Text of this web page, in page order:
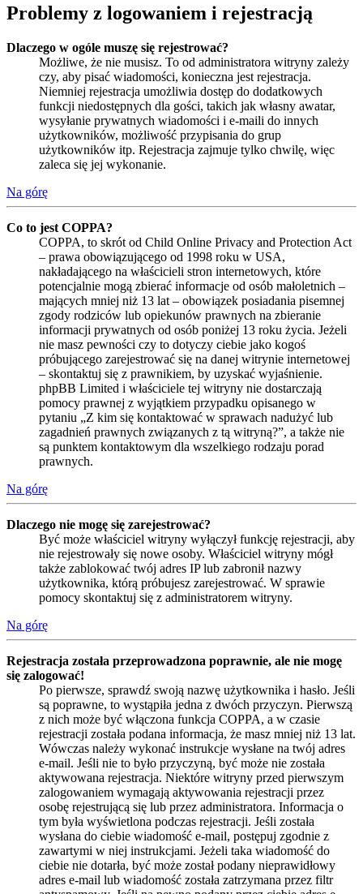
Problemy z logowaniem i rejestracją
Dlaczego w ogóle muszę się rejestrować?
Możliwe, że nie musisz. To od administratora witryny zależy
czy, aby pisać wiadomości, konieczna jest rejestracja.
Niemniej rejestracja umożliwia dostęp do dodatkowych
funkcji niedostępnych dla gości, takich jak własny awatar,
wysyłanie prywatnych wiadomości i e-maili do innych
użytkowników, możliwość przypisania do grup
użytkowników itp. Rejestracja zajmuje tylko chwilę, więc
zaleca się jej wykonanie.
Na górę
Co to jest COPPA?
COPPA, to skrót od Child Online Privacy and Protection Act
– prawa obowiązującego od 1998 roku w USA,
nakładającego na właścicieli stron internetowych, które
potencjalnie mogą zbierać informacje od osób małoletnich –
mających mniej niż 13 lat – obowiązek posiadania pisemnej
zgody rodziców lub opiekunów prawnych na zbieranie
informacji prywatnych od osób poniżej 13 roku życia. Jeżeli
nie masz pewności czy to dotyczy ciebie jako kogoś
próbującego zarejestrować się na danej witrynie internetowej
– skontaktuj się z prawnikiem, by uzyskać wyjaśnienie.
phpBB Limited i właściciele tej witryny nie dostarczają
pomocy prawnej z wyjątkiem przypadku opisanego w
pytaniu „Z kim się kontaktować w sprawach nadużyć lub
zagadnień prawnych związanych z tą witryną?”, a także nie
są punktem kontaktowym dla wszelkiego rodzaju porad
prawnych.
Na górę
Dlaczego nie mogę się zarejestrować?
Być może właściciel witryny wyłączył funkcję rejestracji, aby
nie rejestrowały się nowe osoby. Właściciel witryny mógł
także zablokować twój adres IP lub zabronił nazwy
użytkownika, którą próbujesz zarejestrować. W sprawie
pomocy skontaktuj się z administratorem witryny.
Na górę
Rejestracja została przeprowadzona poprawnie, ale nie mogę
się zalogować!
Po pierwsze, sprawdź swoją nazwę użytkownika i hasło. Jeśli
są poprawne, to wystąpiła jedna z dwóch przyczyn. Pierwszą
z nich może być włączona funkcja COPPA, a w czasie
rejestracji została podana informacja, że masz mniej niż 13 lat.
Wówczas należy wykonać instrukcje wysłane na twój adres
e-mail. Jeśli nie to było przyczyną, być może nie została
aktywowana rejestracja. Niektóre witryny przed pierwszym
zalogowaniem wymagają aktywowania rejestracji przez
osobę rejestrującą się lub przez administratora. Informacja o
tym była wyświetlona podczas rejestracji. Jeśli została
wysłana do ciebie wiadomość e-mail, postępuj zgodnie z
zawartymi w niej instrukcjami. Jeżeli taka wiadomość do
ciebie nie dotarła, być może został podany nieprawidłowy
adres e-mail lub wiadomość została zatrzymana przez filtr